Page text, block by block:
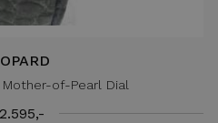
of-Pearl Dial